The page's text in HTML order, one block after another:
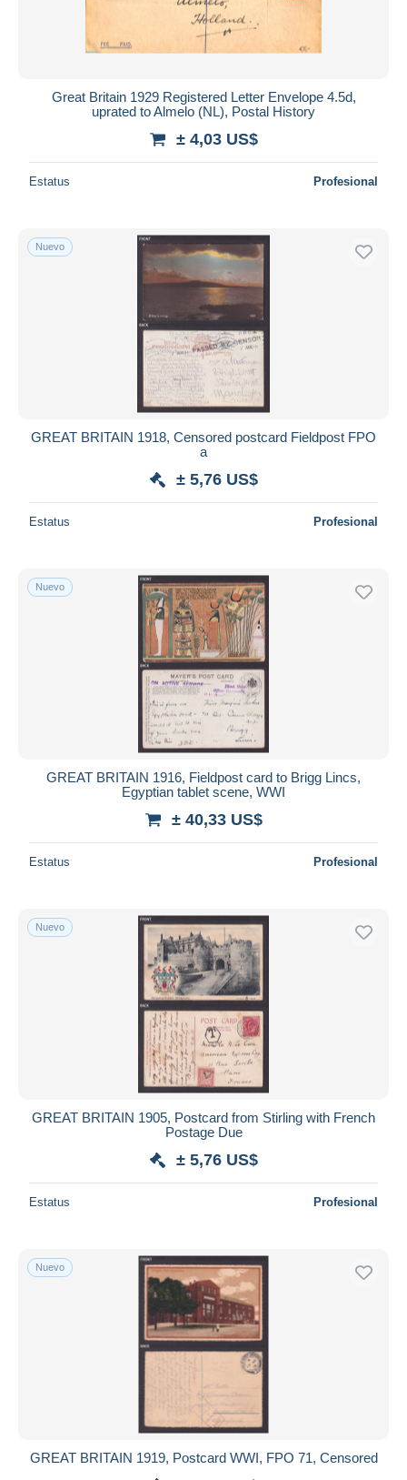
Great Britain 1929 Registered Letter Envelope 4.5d,
uprated to Almelo (NL), Postal History
± 4,03 US$
Estatus Profesional
Nuevo
GREAT BRITAIN 1918, Censored postcard Fieldpost FPO
a
± 5,76 US$
Estatus Profesional
Nuevo
GREAT BRITAIN 1916, Fieldpost card to Brigg Lincs,
Egyptian tablet scene, WWI
± 40,33 US$
Estatus Profesional
Nuevo
GREAT BRITAIN 1905, Postcard from Stirling with French
Postage Due
± 5,76 US$
Estatus Profesional
Nuevo
GREAT BRITAIN 1919, Postcard WWI, FPO 71, Censored